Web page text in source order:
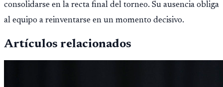
consolidarse en la recta final del torneo. Su ausencia obliga
al equipo a reinventarse en un momento decisivo.
Artículos relacionados